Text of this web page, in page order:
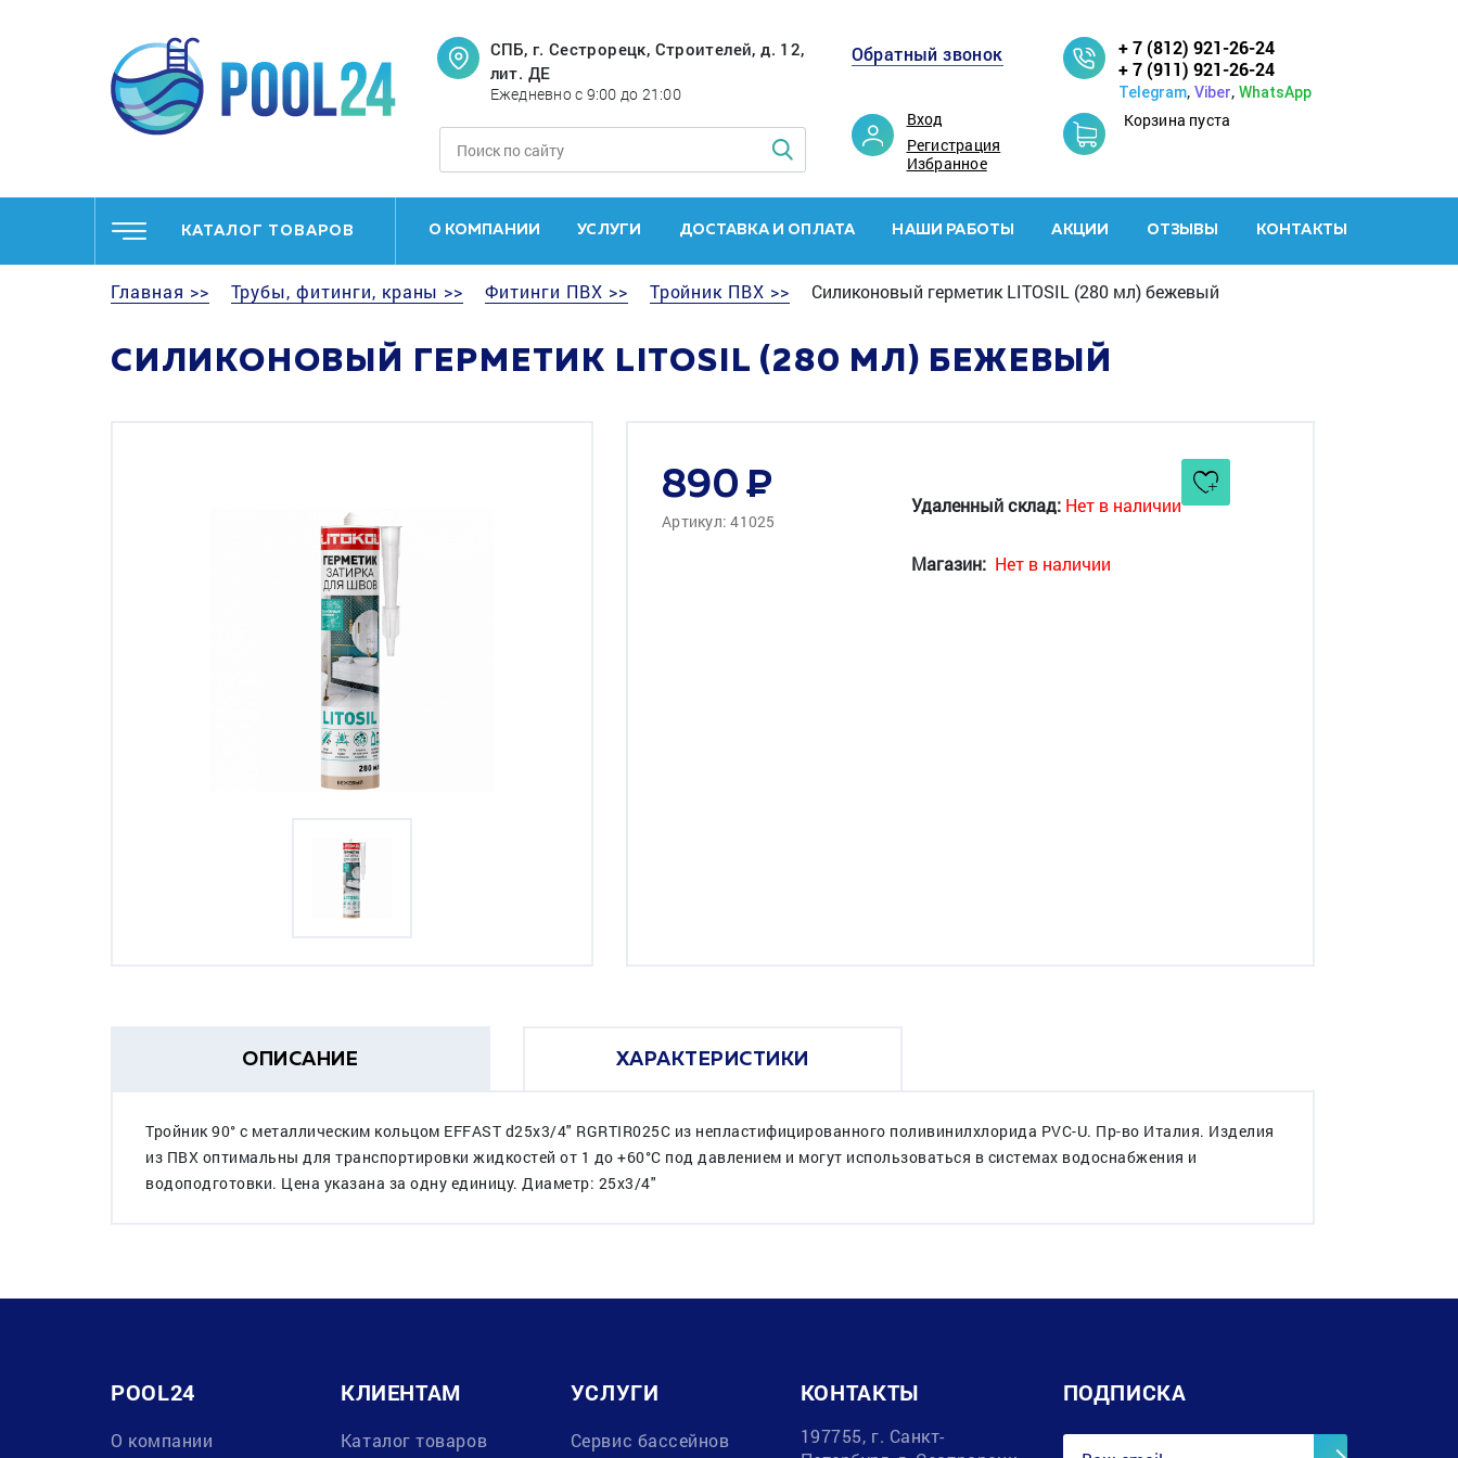
СПБ, г. Сестрорецк, Строителей, д. 12,
лит. ДЕ
Ежедневно с 9:00 до 21:00
Обратный звонок
Вход
Регистрация
Избранное
+ 7 (812) 921-26-24
+ 7 (911) 921-26-24
Telegram, Viber, WhatsApp
Корзина пуста
КАТАЛОГ ТОВАРОВ О КОМПАНИИ УСЛУГИ ДОСТАВКА И ОПЛАТА НАШИ РАБОТЫ АКЦИИ ОТЗЫВЫ КОНТАКТЫ
Главная >> Трубы, фитинги, краны >> Фитинги ПВХ >> Тройник ПВХ >> Силиконовый герметик LITOSIL (280 мл) бежевый
СИЛИКОНОВЫЙ ГЕРМЕТИК LITOSIL (280 МЛ) БЕЖЕВЫЙ
890
Артикул: 41025
Удаленный склад: Нет в наличии
Магазин: Нет в наличии
ОПИСАНИЕ ХАРАКТЕРИСТИКИ
Тройник 90° c металлическим кольцом EFFAST d25x3/4" RGRTIR025C из непластифицированного поливинилхлорида PVC-U. Пр-во Италия. Изделия
из ПВХ оптимальны для транспортировки жидкостей от 1 до +60°C под давлением и могут использоваться в системах водоснабжения и
водоподготовки. Цена указана за одну единицу. Диаметр: 25x3/4"
POOL24
О компании
КЛИЕНТАМ
Каталог товаров
УСЛУГИ
Сервис бассейнов
КОНТАКТЫ
197755, г. Санкт-
ПОДПИСКА